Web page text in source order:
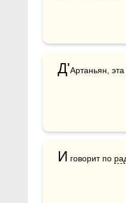
Д'Артаньян, эта
И говорит по